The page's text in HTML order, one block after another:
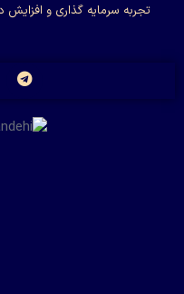
تجربه سرمایه گذاری و